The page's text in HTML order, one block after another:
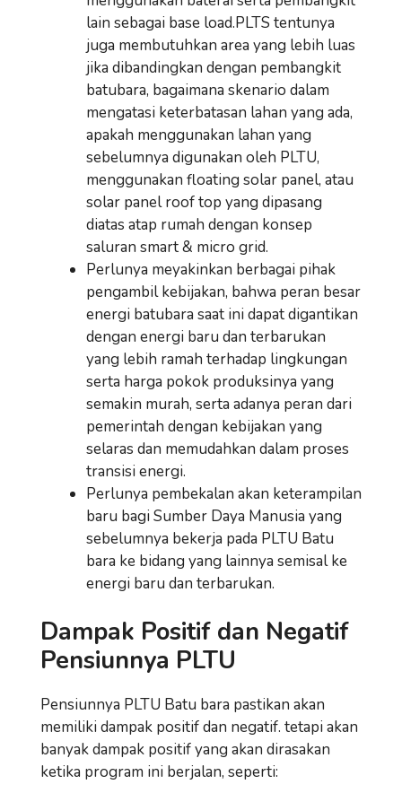
lain sebagai base load.PLTS tentunya
juga membutuhkan area yang lebih luas
jika dibandingkan dengan pembangkit
batubara, bagaimana skenario dalam
mengatasi keterbatasan lahan yang ada,
apakah menggunakan lahan yang
sebelumnya digunakan oleh PLTU,
menggunakan floating solar panel, atau
solar panel roof top yang dipasang
diatas atap rumah dengan konsep
saluran smart & micro grid.
Perlunya meyakinkan berbagai pihak
pengambil kebijakan, bahwa peran besar
energi batubara saat ini dapat digantikan
dengan energi baru dan terbarukan
yang lebih ramah terhadap lingkungan
serta harga pokok produksinya yang
semakin murah, serta adanya peran dari
pemerintah dengan kebijakan yang
selaras dan memudahkan dalam proses
transisi energi.
Perlunya pembekalan akan keterampilan
baru bagi Sumber Daya Manusia yang
sebelumnya bekerja pada PLTU Batu
bara ke bidang yang lainnya semisal ke
energi baru dan terbarukan.
Dampak Positif dan Negatif
Pensiunnya PLTU
Pensiunnya PLTU Batu bara pastikan akan
memiliki dampak positif dan negatif. tetapi akan
banyak dampak positif yang akan dirasakan
ketika program ini berjalan, seperti: